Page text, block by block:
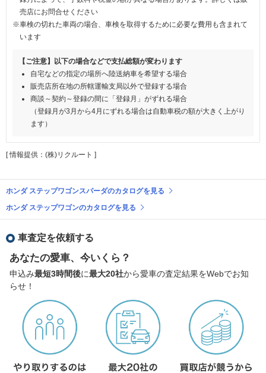
売店にお問合せください
※車検の切れた車両の場合、車検を取得するために必要な費用も含まれて
います
【ご注意】以下の場合などで支払総額が変わります
自宅などの指定の場所へ陸送納車を希望する場合
販売店所在地の所轄運輸支局以外で登録する場合
商談～契約～登録の間に「登録月」がずれる場合
（登録月が3月から4月にずれる場合は自動車税の額が大きく上がり
ます）
[ 情報提供：(株)リクルート ]
ホンダ ステップワゴンスパーダのカタログを見る
ホンダ ステップワゴンのカタログを見る
車査定を依頼する
あなたの愛車、今いくら？
申込み最短3時間後に最大20社から愛車の査定結果をWebでお知
らせ！